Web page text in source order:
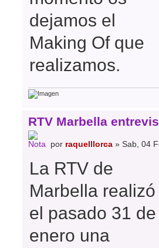
dejamos el
Making Of que
realizamos.
RTV Marbella
por raquelllorca » Sab, 04
La RTV de
Marbella realizó
el pasado 31 de
enero una